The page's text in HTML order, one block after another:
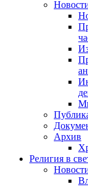
Архив
Религия в